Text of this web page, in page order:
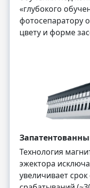
«глубокого
фотосепаратору
цвету и форме
Технология
эжектора
увеличивает